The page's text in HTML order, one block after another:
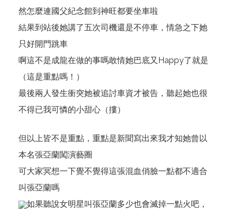
然怎麼連國父紀念館到神旺都要坐車啦
結果到站後她講了五次司機還是不停車，情急之下她
只好開門跳車
啊這不是成龍在做的事嗎敢情她巴底又Happy了就是
（這是重點嗎！）
最後兩人發生衝突她被追討車資才被告，聽起她也很
不得已我可憐的小甜心（摟）
但以上皆不是重點，重點是新聞寫出來我才知她曾以
本名張亞蘭闖演藝圈
可大家冥想一下覺不覺得這張混血俏臉一點都不適合
叫張亞蘭嗎
如果聽說女明星叫張亞蘭多少也會滅掉一點火吧，